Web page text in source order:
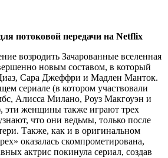
потоковой передачи на Netflix
возродить Зачарованные вселенная
новым составом, в который
Сара Джеффри и Мадлен Манток.
сериале (в котором участвовали
Алисса Милано, Роуз Макгоуэн и
женщины также играют трех
что они ведьмы, только после
Также, как и в оригинальном
оказалась скомпрометирована,
актрис покинула сериал, создав